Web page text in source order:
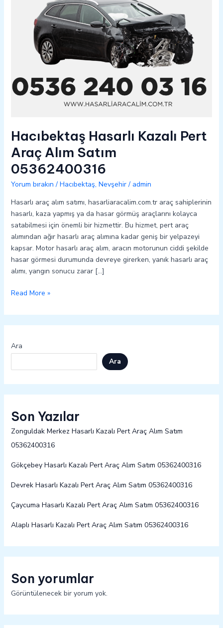
Hacıbektaş Hasarlı Kazalı Pert
Araç Alım Satım
05362400316
Yorum bırakın / Hacıbektaş, Nevşehir/ admin
Hasarlı araç alım satımı, hasarliaracalim.com.tr araç sahiplerinin
hasarlı, kaza yapmış ya da hasar görmüş araçlarını kolayca
satabilmesi için önemli bir hizmettir. Bu hizmet, pert araç
alımından ağır hasarlı araç alımına kadar geniş bir yelpazeyi
kapsar. Motor hasarlı araç alım, aracın motorunun ciddi şekilde
hasar görmesi durumunda devreye girerken, yanık hasarlı araç
alımı, yangın sonucu zarar […]
Read More »
Ara
Ara
Son Yazılar
Zonguldak Merkez Hasarlı Kazalı Pert Araç Alım Satım
05362400316
Gökçebey Hasarlı Kazalı Pert Araç Alım Satım 05362400316
Devrek Hasarlı Kazalı Pert Araç Alım Satım 05362400316
Çaycuma Hasarlı Kazalı Pert Araç Alım Satım 05362400316
Alaplı Hasarlı Kazalı Pert Araç Alım Satım 05362400316
Son yorumlar
Görüntülenecek bir yorum yok.